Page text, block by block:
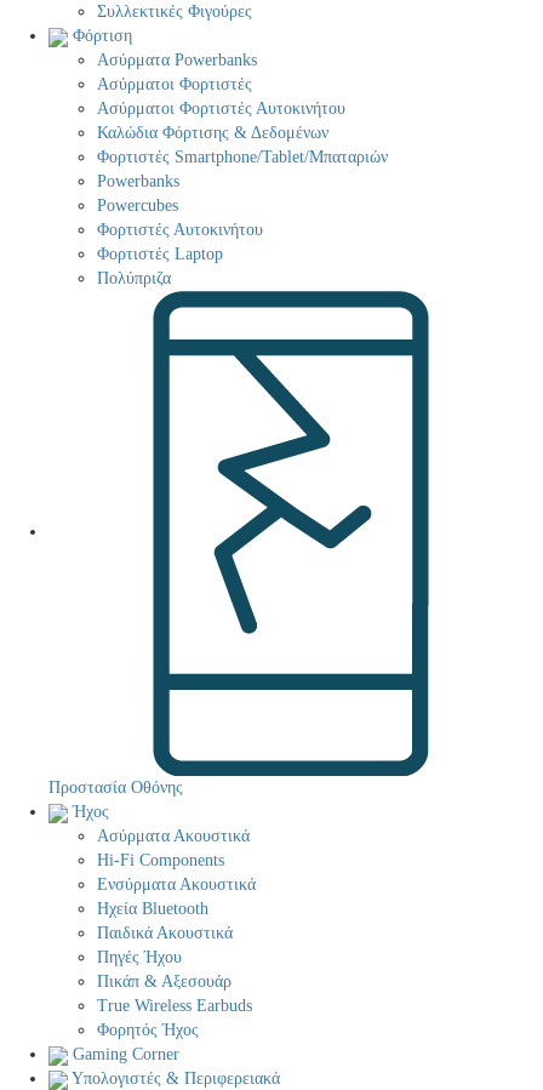
Συλλεκτικές Φιγούρες
Φόρτιση
Ασύρματα Powerbanks
Aσύρματοι Φορτιστές
Ασύρματοι Φορτιστές Αυτοκινήτου
Καλώδια Φόρτισης & Δεδομένων
Φορτιστές Smartphone/Tablet/Μπαταριών
Powerbanks
Powercubes
Φορτιστές Αυτοκινήτου
Φορτιστές Laptop
Πολύπριζα
Προστασία Οθόνης
Ήχος
Ασύρματα Ακουστικά
Hi-Fi Components
Ενσύρματα Ακουστικά
Ηχεία Bluetooth
Παιδικά Ακουστικά
Πηγές Ήχου
Πικάπ & Αξεσουάρ
Τrue Wireless Earbuds
Φορητός Ήχος
Gaming Corner
Υπολογιστές & Περιφερειακά